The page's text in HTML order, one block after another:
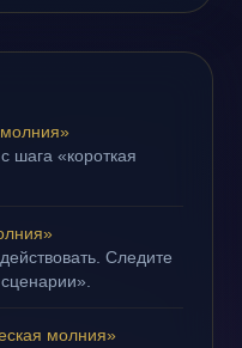
шага «короткая
Следите
молния»